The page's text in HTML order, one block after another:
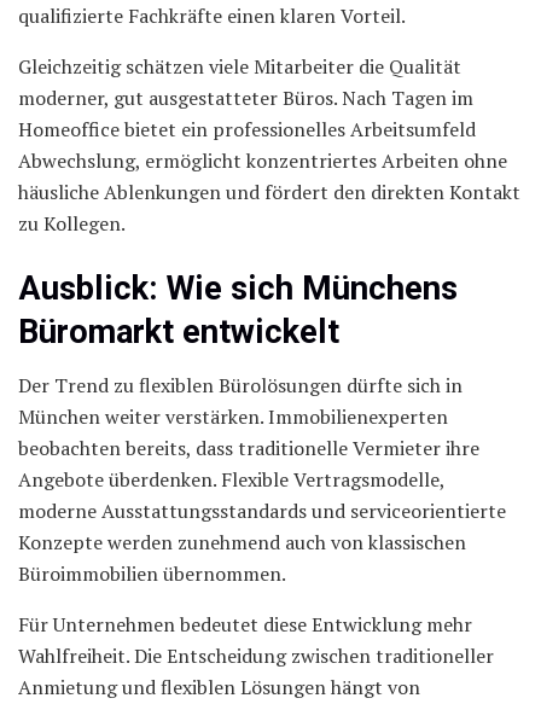
qualifizierte Fachkräfte einen klaren Vorteil.
Gleichzeitig schätzen viele Mitarbeiter die Qualität
moderner, gut ausgestatteter Büros. Nach Tagen im
Homeoffice bietet ein professionelles Arbeitsumfeld
Abwechslung, ermöglicht konzentriertes Arbeiten ohne
häusliche Ablenkungen und fördert den direkten Kontakt
zu Kollegen.
Ausblick: Wie sich Münchens
Büromarkt entwickelt
Der Trend zu flexiblen Bürolösungen dürfte sich in
München weiter verstärken. Immobilienexperten
beobachten bereits, dass traditionelle Vermieter ihre
Angebote überdenken. Flexible Vertragsmodelle,
moderne Ausstattungsstandards und serviceorientierte
Konzepte werden zunehmend auch von klassischen
Büroimmobilien übernommen.
Für Unternehmen bedeutet diese Entwicklung mehr
Wahlfreiheit. Die Entscheidung zwischen traditioneller
Anmietung und flexiblen Lösungen hängt von